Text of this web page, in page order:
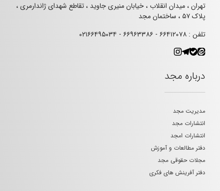
تهران ، میدان انقلاب ، خیابان منیری جاوید ، تقاطع شهدای ژاندارمری ،
پلاک ۵۷ ، ساختمان مجد
تلفن : ۶۶۴۱۲۰۷۸ - ۶۶۹۶۳۳۸۶ - ۰۲۱۶۶۴۹۵۰۳۴
درباره مجد
مدیریت مجد
انتشارات مجد
انتشارات امجد
دفتر مطالعات و آموزش
مجلات حقوقی مجد
دفتر آفرینش های فکری